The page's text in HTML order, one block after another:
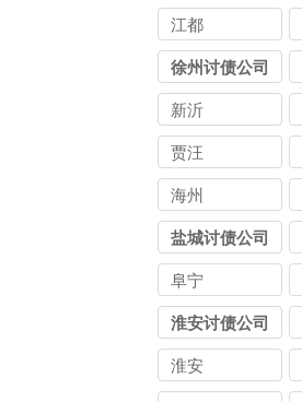
江都
徐州讨债公司
新沂
贾汪
海州
盐城讨债公司
阜宁
淮安讨债公司
淮安